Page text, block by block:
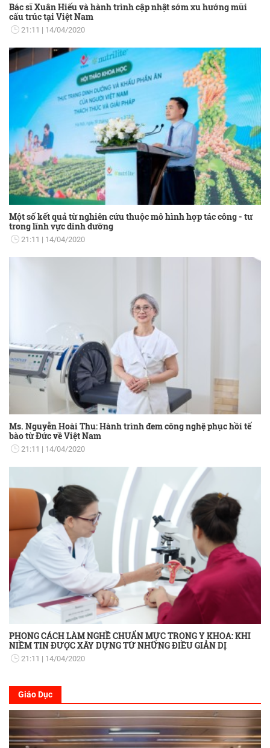
Bác sĩ Xuân Hiếu và hành trình cập nhật sớm xu hướng mũi
cấu trúc tại Việt Nam
21:11 14/04/2020
Một số kết quả từ nghiên cứu thuộc mô hình hợp tác công - tư
trong lĩnh vực dinh dưỡng
21:11 14/04/2020
Ms. Nguyễn Hoài Thu: Hành trình đem công nghệ phục hồi tế
bào từ Đức về Việt Nam
21:11 14/04/2020
PHONG CÁCH LÀM NGHỀ CHUẨN MỰC TRONG Y KHOA: KHI
NIỀM TIN ĐƯỢC XÂY DỰNG TỪ NHỮNG ĐIỀU GIẢN DỊ
21:11 14/04/2020
Giáo Dục